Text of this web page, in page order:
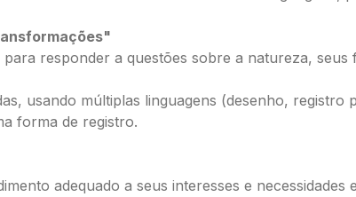
responder a questões sobre a natureza, seus
usando múltiplas linguagens (desenho, registro
forma de registro.
adequado a seus interesses e necessidades